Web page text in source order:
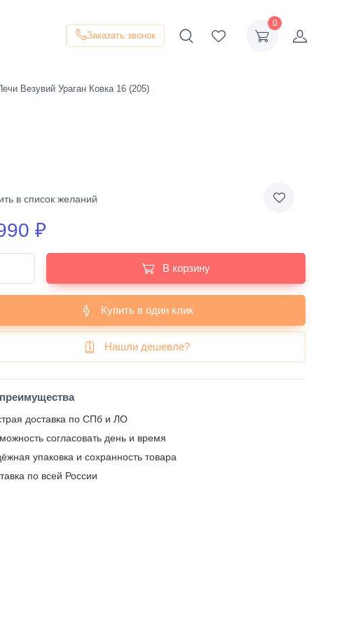
Заказать звонок
0
Везувий Ураган Ковка 16 (205)
в список желаний
₽
В корзину
Купить в один клик
Нашли дешевле?
доставка по СПб и ЛО
согласовать день и время
упаковка и сохранность товара
по всей России